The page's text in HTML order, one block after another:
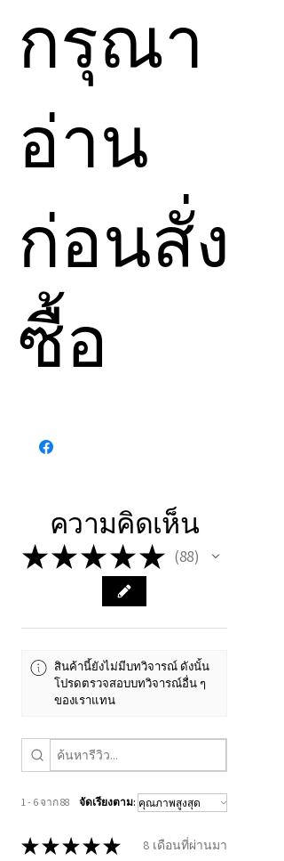
การAttunement
พลังงานตรงจาก ฉันทีละ
ราคาอาจแตกต่างกันเล็ก
น้อย ตามโปรโมชั่น
การไปที่เว็บต้นทางจะมี
พลังงานใหม่ๆ มากมาย
แต่ถ้าคุณดูที่เว็บไซต์
ต้นทางแล้ว อยากซื้อที่
Divine To Earth ก็
สามารถทำได้ โดยการ
สอบถามฉันก่อนว่า ฉันมี
พลังงานนั้นๆไหมหากไม่
กรุณา
อ่าน
ก่อนสั่ง
ซื้อ
เข้าใจก่อน ทำรายการสั่งซื้อ
บริการนี้มีวัตถุประสงค์เพื่อ
การเติบโตทางจิตวิญญาณส่วน
ไม่สามารถใช้แทนการรักษา
ทางการแพทย์หรือจิตวิทยา
ข้าพเจ้าไม่ใช่ผู้ให้คำปรึกษา
ทางการแพทย์ และไม่สามารถ
•พลังงานนี้ไม่ได้รับการรับรอง
ทางวิทยาศาสตร์
• ผลลัพธ์อาจแตกต่างกันไป
•ไม่สามารถรับประกันผลลัพธ์
ความคิดเห็น
★★★★★ 88
88
สินค้านี้ยังไม่มีบทวิจารณ์ ดังนั้น
โปรดตรวจสอบบทวิจารณ์อื่น ๆ
ของเราแทน
1 - 6 จาก 88 จัดเรียงตาม:
★★★★★ 8 เดือนที่ผ่านมา